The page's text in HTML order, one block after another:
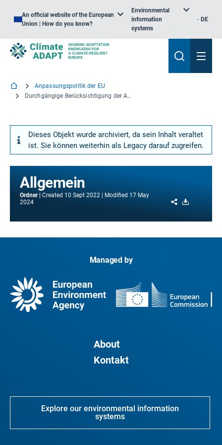
An official website of the European
Union | How do you know?
Environmental
information
systems
DE
Anpassungspolitik der EU
Durchgängige Berücksichtigung der Anpassung an den Klimawandel in der EU-Sektorpolitik
Dieses Objekt wurde archiviert, da sein Inhalt veraltet
ist. Sie können weiterhin als Legacy darauf zugreifen.
Allgemein
Ordner Created 10 Sept 2022 Modified 17 May
2024
Share
Managed by
About
Kontakt
Explore our environmental information
systems